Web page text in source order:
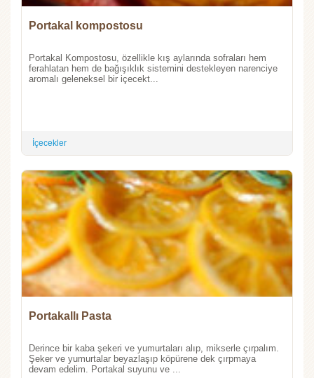
Portakal kompostosu
Portakal Kompostosu, özellikle kış aylarında sofraları hem
ferahlatan hem de bağışıklık sistemini destekleyen narenciye
aromalı geleneksel bir içecekt...
İçecekler
Portakallı Pasta
Derince bir kaba şekeri ve yumurtaları alıp, mikserle çırpalım.
Şeker ve yumurtalar beyazlaşıp köpürene dek çırpmaya
devam edelim. Portakal suyunu ve ...